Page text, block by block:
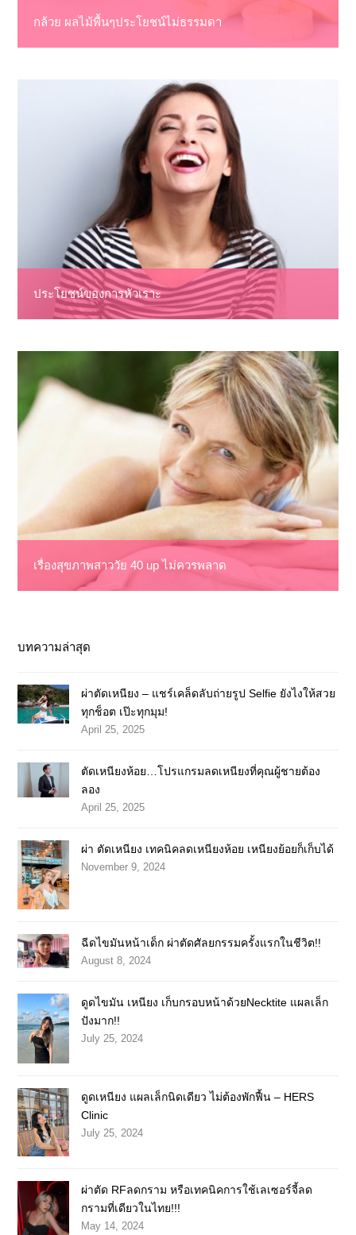
กล้วย ผลไม้พื้นๆประโยชน์ไม่ธรรมดา
ประโยชน์ของการหัวเราะ
เรื่องสุขภาพสาววัย 40 up ไม่ควรพลาด
บทความล่าสุด
ผ่าตัดเหนียง – แชร์เคล็ดลับถ่ายรูป Selfie ยังไงให้สวย
ทุกช็อต เป๊ะทุกมุม!
April 25, 2025
ตัดเหนียงห้อย…โปรแกรมลดเหนียงที่คุณผู้ชายต้อง
ลอง
April 25, 2025
ผ่า ตัดเหนียง เทคนิคลดเหนียงห้อย เหนียงย้อยก็เก็บได้
November 9, 2024
ฉีดไขมันหน้าเด็ก ผ่าตัดศัลยกรรมครั้งแรกในชีวิต!!
August 8, 2024
ดูดไขมัน เหนียง เก็บกรอบหน้าด้วยNecktite แผลเล็ก
ปังมาก!!
July 25, 2024
ดูดเหนียง แผลเล็กนิดเดียว ไม่ต้องพักฟื้น – HERS
Clinic
July 25, 2024
ผ่าตัด RFลดกราม หรือเทคนิคการใช้เลเซอร์จี้ลด
กรามที่เดียวในไทย!!!
May 14, 2024